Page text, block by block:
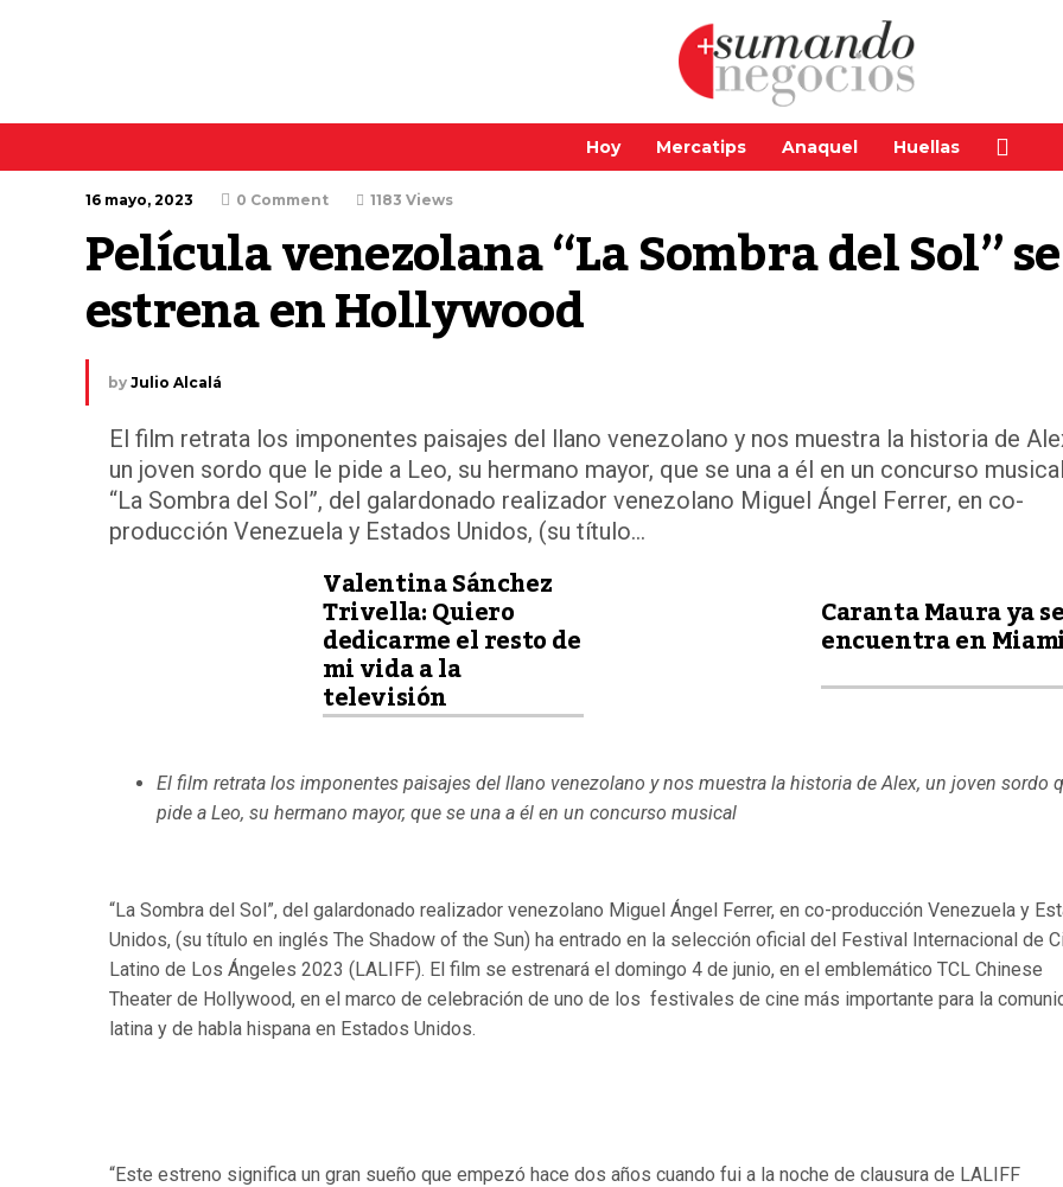
Hoy Mercatips Anaquel Huellas
16 mayo, 2023 0 Comment 1183 Views
Película venezolana “La Sombra del Sol” se
estrena en Hollywood
by Julio Alcalá
El film retrata los imponentes paisajes del llano venezolano y nos muestra la historia de
un joven sordo que le pide a Leo, su hermano mayor, que se una a él en un concurso musical
“La Sombra del Sol”, del galardonado realizador venezolano Miguel Ángel Ferrer, en co-
producción Venezuela y Estados Unidos, (su título...
Valentina Sánchez
Trivella: Quiero
dedicarme el resto de
mi vida a la
televisión
Caranta Maura ya se
encuentra en
El film retrata los imponentes paisajes del llano venezolano y nos muestra la historia de Alex, un joven sordo
pide a Leo, su hermano mayor, que se una a él en un concurso musical
“La Sombra del Sol”, del galardonado realizador venezolano Miguel Ángel Ferrer, en co-producción Venezuela y
Unidos, (su título en inglés The Shadow of the Sun) ha entrado en la selección oficial del Festival Internacional de
Latino de Los Ángeles 2023 (LALIFF). El film se estrenará el domingo 4 de junio, en el emblemático TCL Chinese
Theater de Hollywood, en el marco de celebración de uno de los festivales de cine más importante para la
latina y de habla hispana en Estados Unidos.
“Este estreno significa un gran sueño que empezó hace dos años cuando fui a la noche de clausura de LALIFF